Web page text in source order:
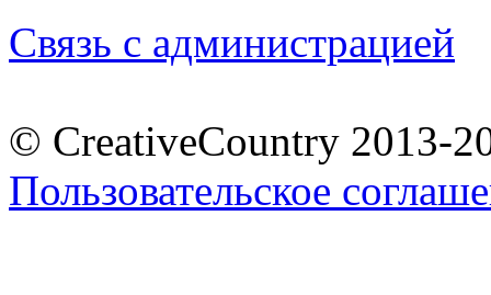
Связь с администрацией
© CreativeCountry 2013-
Пользовательское